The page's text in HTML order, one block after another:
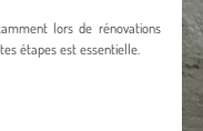
lors de rénovations
étapes est essentielle.